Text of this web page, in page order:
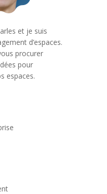
et je suis
d’espaces.
procurer
pour
espaces.